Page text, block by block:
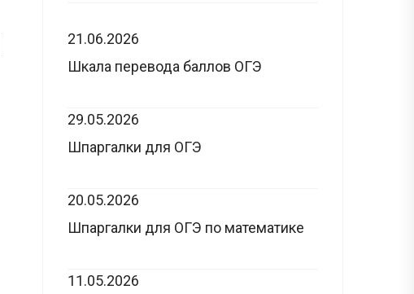
21.06.2026
Шкала перевода баллов ОГЭ
29.05.2026
Шпаргалки для ОГЭ
20.05.2026
Шпаргалки для ОГЭ по математике
11.05.2026